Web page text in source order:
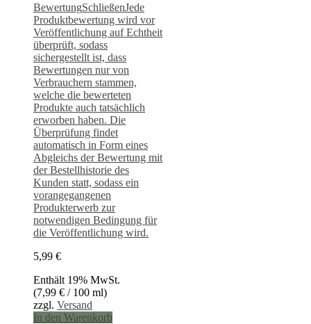
BewertungSchließenJede
Produktbewertung wird vor
Veröffentlichung auf Echtheit
überprüft, sodass
sichergestellt ist, dass
Bewertungen nur von
Verbrauchern stammen,
welche die bewerteten
Produkte auch tatsächlich
erworben haben. Die
Überprüfung findet
automatisch in Form eines
Abgleichs der Bewertung mit
der Bestellhistorie des
Kunden statt, sodass ein
vorangegangenen
Produkterwerb zur
notwendigen Bedingung für
die Veröffentlichung wird.
5,99 €
Enthält 19% MwSt.
(7,99 € / 100 ml)
zzgl. Versand
In den Warenkorb